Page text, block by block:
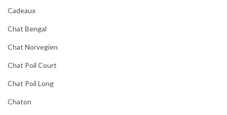
Cadeaux
Chat Bengal
Chat Norvegien
Chat Poil Court
Chat Poil Long
Chaton